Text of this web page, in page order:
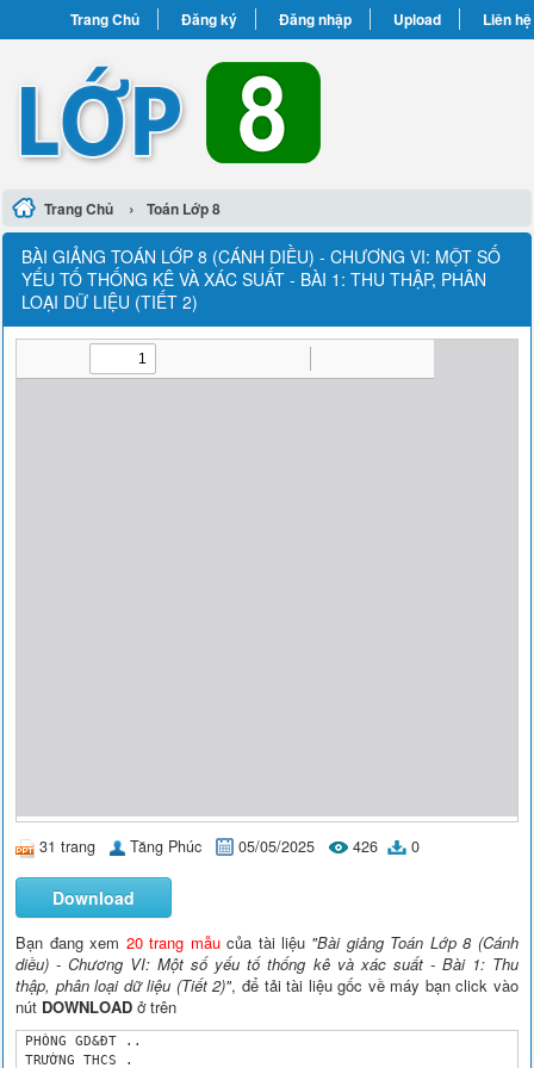
Trang Chủ Đăng ký Đăng nhập Upload Liên hệ
Trang Chủ › Toán Lớp 8
BÀI GIẢNG TOÁN LỚP 8 (CÁNH DIỀU) - CHƯƠNG VI: MỘT SỐ
YẾU TỐ THỐNG KÊ VÀ XÁC SUẤT - BÀI 1: THU THẬP, PHÂN
LOẠI DỮ LIỆU (TIẾT 2)
31 trang Tăng Phúc 05/05/2025 426 0
Download
Bạn đang xem 20 trang mẫucủa tài liệu "Bài giảng Toán Lớp 8 (Cánh
diều) - Chương VI: Một số yếu tố thống kê và xác suất - Bài 1: Thu
thập, phân loại dữ liệu (Tiết 2)", để tải tài liệu gốc về máy bạn click vào
nút DOWNLOAD ở trên
PHÒNG GD&ĐT ..
TRƯỜNG THCS .